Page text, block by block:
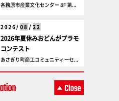
各務原市産業文化センター 8F 第...
2026/ 08 / 22
2026年夏休みおどんがプラモ
コンテスト
あさぎり町商工コミュニティーセ...